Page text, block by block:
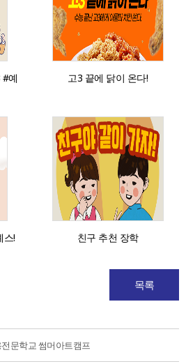
예
고3 끝에 닭이 온다!
스! 친구 추천 장학
목록
문학교 썸머아트캠프